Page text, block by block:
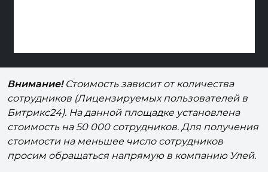
Внимание!Стоимость зависит от количества
сотрудников (Лицензируемых пользователей в
Битрикс24). На данной площадке установлена
стоимость на 50 000 сотрудников. Для получения
стоимости на меньшее число сотрудников
просим обращаться напрямую в компанию Улей.